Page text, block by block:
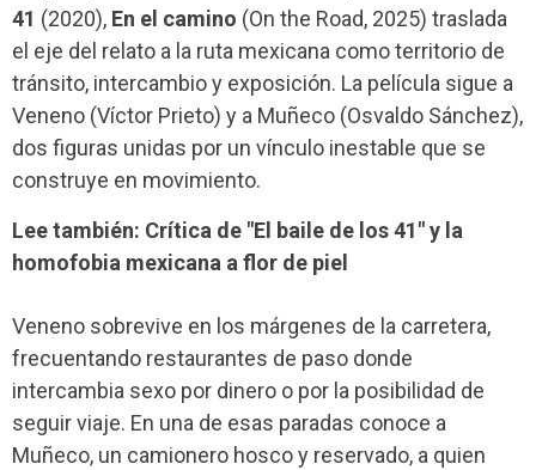
41 (2020), En el camino (On the Road, 2025) traslada
el eje del relato a la ruta mexicana como territorio de
tránsito, intercambio y exposición. La película sigue a
Veneno (Víctor Prieto) y a Muñeco (Osvaldo Sánchez),
dos figuras unidas por un vínculo inestable que se
construye en movimiento.
Lee también: Crítica de "El baile de los 41" y la
homofobia mexicana a flor de piel
Veneno sobrevive en los márgenes de la carretera,
frecuentando restaurantes de paso donde
intercambia sexo por dinero o por la posibilidad de
seguir viaje. En una de esas paradas conoce a
Muñeco, un camionero hosco y reservado, a quien